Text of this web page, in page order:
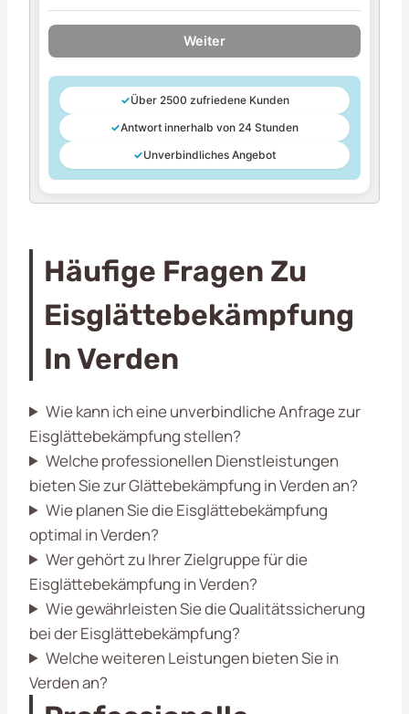
Weiter
✓Über 2500 zufriedene Kunden
✓Antwort innerhalb von 24 Stunden
✓Unverbindliches Angebot
Häufige Fragen Zu
Eisglättebekämpfung
In Verden
Wie kann ich eine unverbindliche Anfrage zur
Eisglättebekämpfung stellen?
Welche professionellen Dienstleistungen
bieten Sie zur Glättebekämpfung in Verden an?
Wie planen Sie die Eisglättebekämpfung
optimal in Verden?
Wer gehört zu Ihrer Zielgruppe für die
Eisglättebekämpfung in Verden?
Wie gewährleisten Sie die Qualitätssicherung
bei der Eisglättebekämpfung?
Welche weiteren Leistungen bieten Sie in
Verden an?